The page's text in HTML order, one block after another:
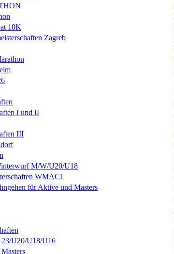
10K
Zagreb
I und II
III
M/W/U20/U18
WMACI
für Aktive und Masters
U20/U18/U16